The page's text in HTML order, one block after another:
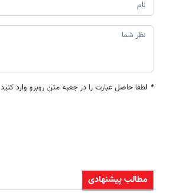
* لطفا حاصل عبارت را در جعبه متن روبرو وارد کنید
مطالب پیشنهادی